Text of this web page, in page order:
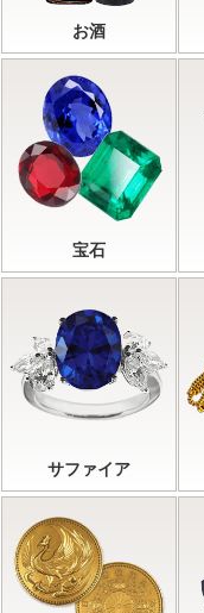
お酒
宝石
サファイア